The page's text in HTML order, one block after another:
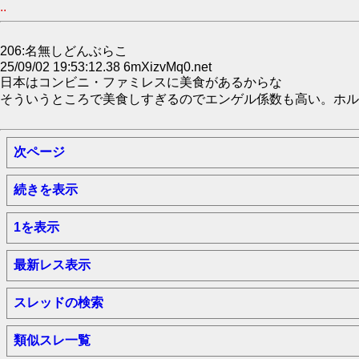
..
206:名無しどんぶらこ
25/09/02 19:53:12.38 6mXizvMq0.net
日本はコンビニ・ファミレスに美食があるからな
そういうところで美食しすぎるのでエンゲル係数も高い。ホ
次ページ
続きを表示
1を表示
最新レス表示
スレッドの検索
類似スレ一覧